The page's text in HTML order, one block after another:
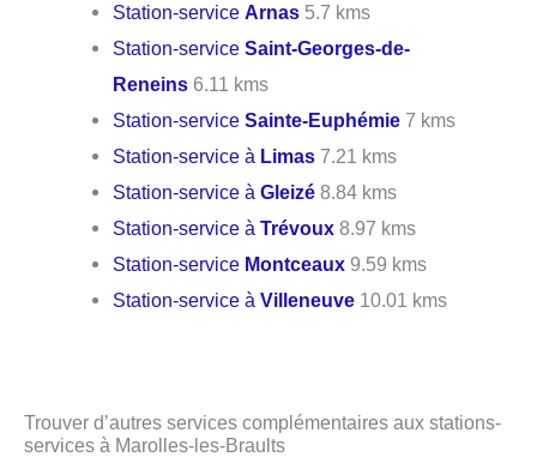
Station-serviceArnas 5.7 kms
Station-serviceSaint-Georges-de-
Reneins 6.11 kms
Station-serviceSainte-Euphémie 7 kms
Station-service à Limas 7.21 kms
Station-service àGleizé 8.84 kms
Station-service àTrévoux 8.97 kms
Station-service Montceaux 9.59 kms
Station-service àVilleneuve 10.01 kms
Trouver d’autres services complémentaires aux stations-
services à Marolles-les-Braults